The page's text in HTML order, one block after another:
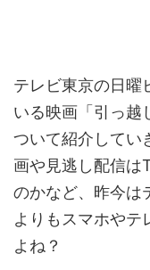
テレビ東京の日曜
いる映画「引っ越
ついて紹介してい
画や見逃し配信は
のかなど、昨今は
よりもスマホやテ
よね？